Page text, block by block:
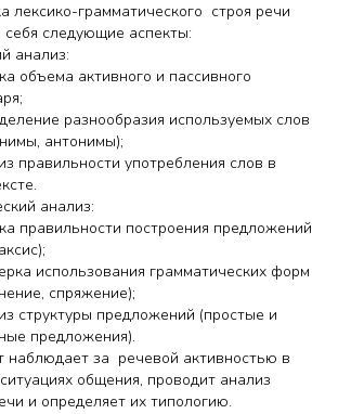
лексико-грамматического строя речи
следующие аспекты:
анализ:
объема активного и пассивного
разнообразия используемых слов
антонимы);
правильности употребления слов в
анализ:
правильности построения предложений
использования грамматических форм
спряжение);
структуры предложений (простые и
предложения).
наблюдает за речевой активностью в
общения, проводит анализ
и определяет их типологию.